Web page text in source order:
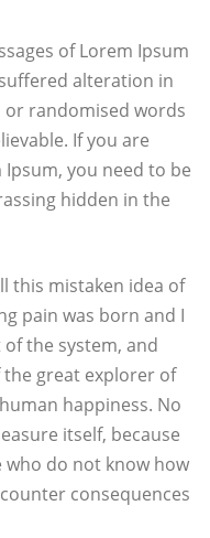
of Lorem Ipsum
alteration in
randomised words
If you are
you need to be
hidden in the
this mistaken idea of
pain was born and I
the system, and
great explorer of
happiness. No
itself, because
who do not know how
consequences